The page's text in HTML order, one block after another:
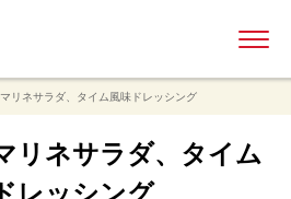
リネサラダ、タイム風味ドレッシング
リネサラダ、タイム
レッシング